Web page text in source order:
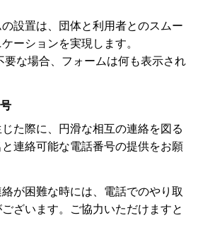
設置は、団体と利用者とのスムー
ーションを実現します。
要な場合、フォームは何も表示され
た際に、円滑な相互の連絡を図る
連絡可能な電話番号の提供をお願
が困難な時には、電話でのやり取
ざいます。ご協力いただけますと